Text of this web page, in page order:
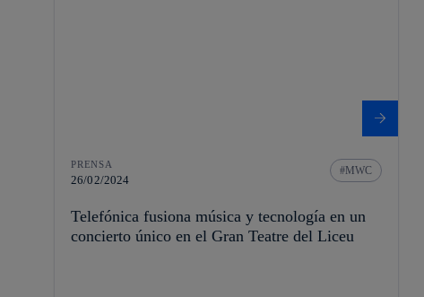
PRENSA
26/02/2024
MWC
Telefónica fusiona música y tecnología en un
concierto único en el Gran Teatre del Liceu